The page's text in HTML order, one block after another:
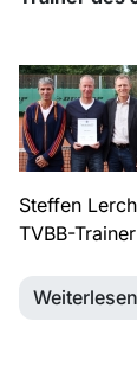
Steffen
TVBB-